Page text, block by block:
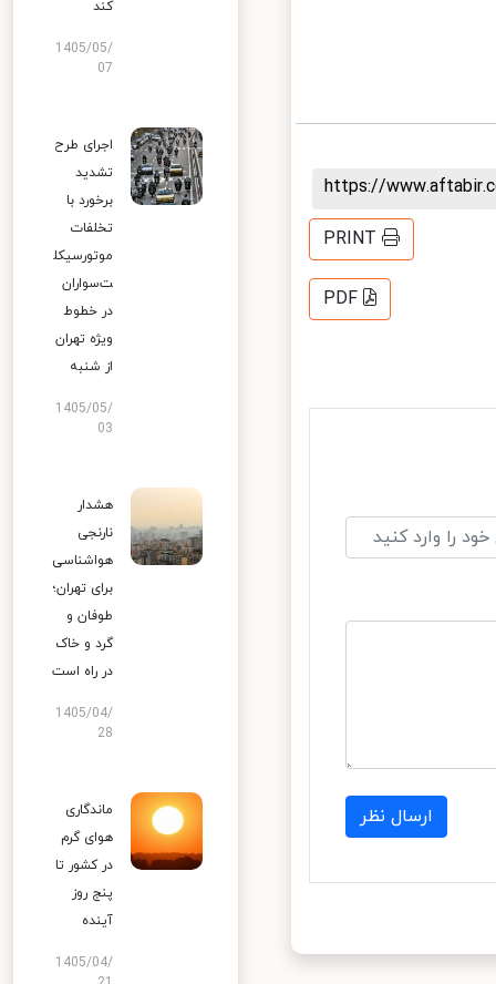
https://
PRINT
PDF
ارسال نظر
کند
1405/05/
07
اجرای طرح
تشدید
برخورد با
تخلفات
موتورسیکل
ت‌سواران
در خطوط
ویژه تهران
از شنبه
1405/05/
03
هشدار
نارنجی
هواشناسی
برای تهران؛
طوفان و
گرد و خاک
در راه است
1405/04/
28
ماندگاری
هوای گرم
در کشور تا
پنج روز
آینده
1405/04/